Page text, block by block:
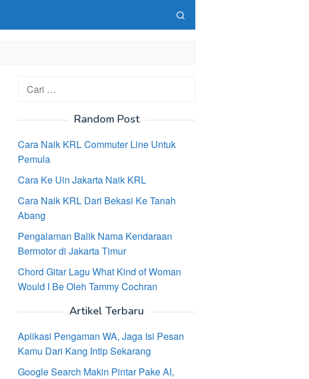
Cari
Random Post
Cara Naik KRL Commuter Line Untuk
Pemula
Cara Ke Uin Jakarta Naik KRL
Cara Naik KRL Dari Bekasi Ke Tanah
Abang
Pengalaman Balik Nama Kendaraan
Bermotor di Jakarta Timur
Chord Gitar Lagu What Kind of Woman
Would I Be Oleh Tammy Cochran
Artikel Terbaru
Aplikasi Pengaman WA, Jaga Isi Pesan
Kamu Dari Kang Intip Sekarang
Google Search Makin Pintar Pake AI,